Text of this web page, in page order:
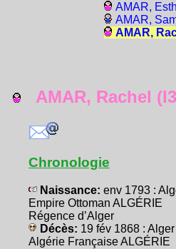
AMAR,
AMAR,
AMAR,
AMAR, Rachel
Chronologie
Naissance: env 1793 :
Empire Ottoman ALGÉRIE
Régence d’Alger
Décès: 19 fév 1868 : Alger
Algérie Française ALGÉRIE